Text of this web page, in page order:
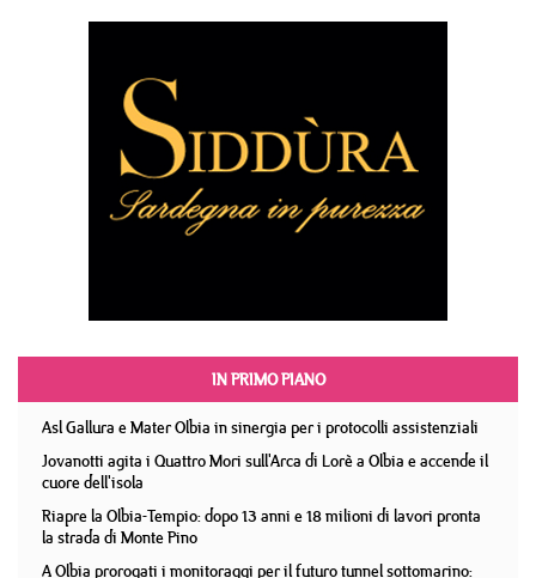
IN PRIMO PIANO
Asl Gallura e Mater Olbia in sinergia per i protocolli assistenziali
Jovanotti agita i Quattro Mori sull'Arca di Lorè a Olbia e accende il
cuore dell'isola
Riapre la Olbia-Tempio: dopo 13 anni e 18 milioni di lavori pronta
la strada di Monte Pino
A Olbia prorogati i monitoraggi per il futuro tunnel sottomarino: